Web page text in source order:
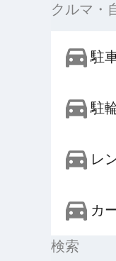
クルマ・
駐
駐
レ
カ
検索